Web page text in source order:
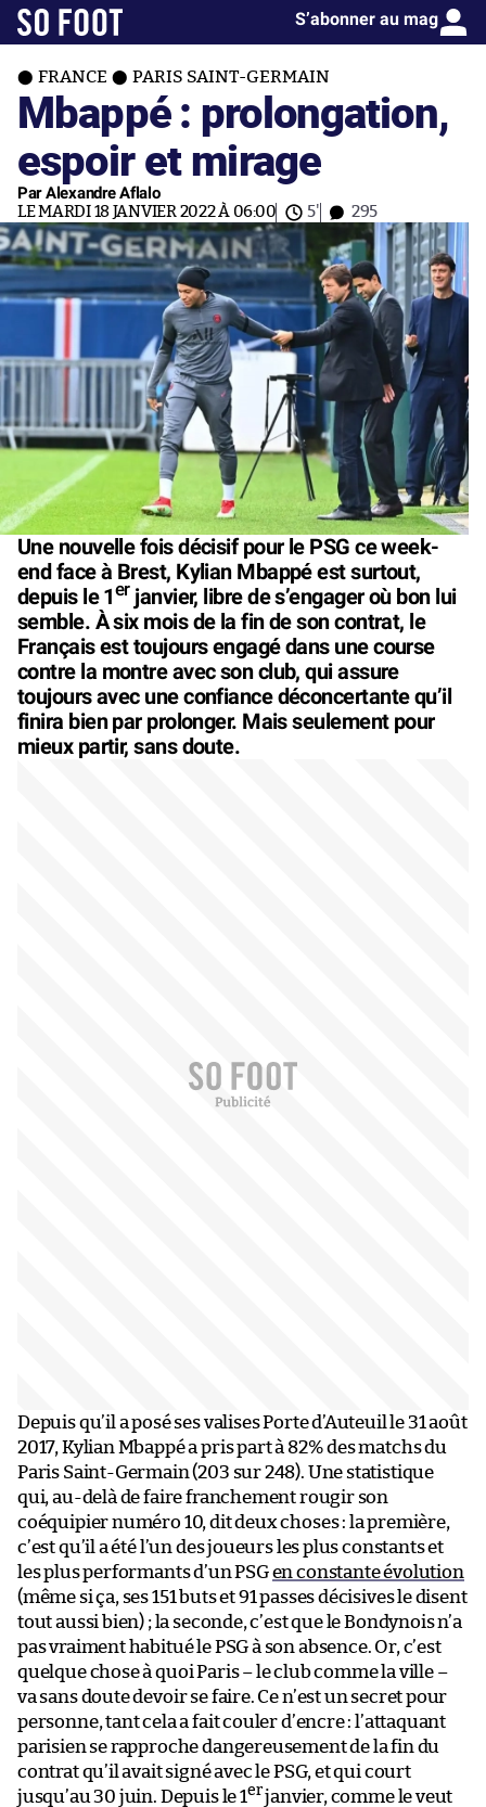
S’abonner au mag
FRANCE PARIS SAINT-GERMAIN
Mbappé : prolongation,
espoir et mirage
Par Alexandre Aflalo
LE MARDI 18 JANVIER 2022 À 06:00 5' 295
Une nouvelle fois décisif pour le PSG ce week-
end face à Brest, Kylian Mbappé est surtout,
depuis le 1erjanvier, libre de s’engager où bon lui
semble. À six mois de la fin de son contrat, le
Français est toujours engagé dans une course
contre la montre avec son club, qui assure
toujours avec une confiance déconcertante qu’il
finira bien par prolonger. Mais seulement pour
mieux partir, sans doute.
Depuis qu’il a posé ses valises Porte d’Auteuil le 31 août
2017, Kylian Mbappé a pris part à 82% des matchs du
Paris Saint-Germain (203 sur 248). Une statistique
qui, au-delà de faire franchement rougir son
coéquipier numéro 10, dit deux choses : la première,
c’est qu’il a été l’un des joueurs les plus constants et
les plus performants d’un PSGen constante évolution
(même si ça, ses 151 buts et 91 passes décisives le disent
tout aussi bien) ; la seconde, c’est que le Bondynois n’a
pas vraiment habitué le PSG à son absence. Or, c’est
quelque chose à quoi Paris – le club comme la ville –
va sans doute devoir se faire. Ce n’est un secret pour
personne, tant cela a fait couler d’encre : l’attaquant
parisien se rapproche dangereusement de la fin du
contrat qu’il avait signé avec le PSG, et qui court
jusqu’au 30 juin. Depuis le 1erjanvier, comme le veut